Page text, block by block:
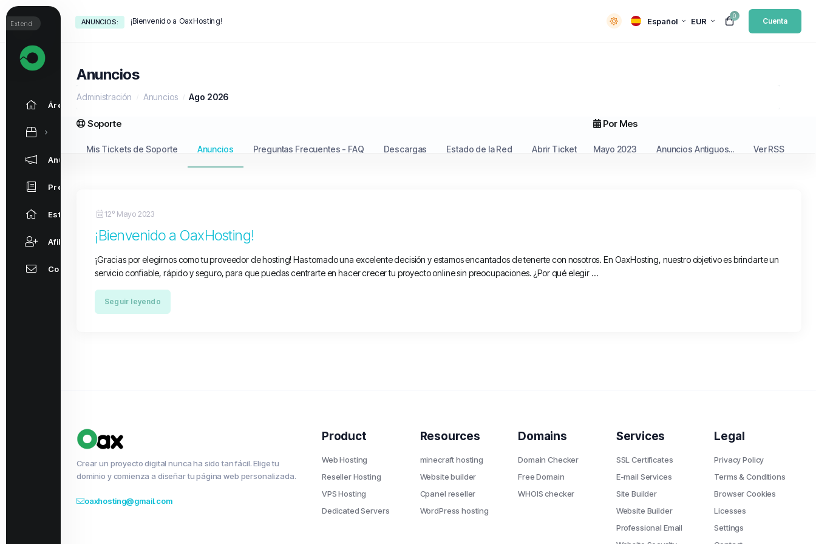
ANUNCIOS: ¡Bienvenido a OaxHosting! Español EUR
0
Cuenta
Extend
Área de Clientes
Anuncios
Preguntas Frecuentes - FAQ
Estado de la Red
Afiliaciones
Contáctenos
Anuncios
Administración Anuncios Ago 2026
Por Mes
Mayo 2023 Anuncios Antiguos... Ver RSS
Soporte
Mis Tickets de Soporte Anuncios Preguntas Frecuentes - FAQ Descargas Estado de la Red Abrir Ticket
12º Mayo 2023
¡Bienvenido a OaxHosting!
¡Gracias por elegirnos como tu proveedor de hosting! Has tomado una excelente decisión y estamos encantados de tenerte con nosotros. En OaxHosting, nuestro objetivo es brindarte un
servicio confiable, rápido y seguro, para que puedas centrarte en hacer crecer tu proyecto online sin preocupaciones. ¿Por qué elegir ...
Seguir leyendo
Crear un proyecto digital nunca ha sido tan fácil. Elige tu
dominio y comienza a diseñar tu página web personalizada.
oaxhosting@gmail.com
Product
Web Hosting
Reseller Hosting
VPS Hosting
Dedicated Servers
Resources
minecraft hosting
Website builder
Cpanel reseller
WordPress hosting
Domains
Domain Checker
Free Domain
WHOIS checker
Services
SSL Certificates
E-mail Services
Site Builder
Website Builder
Professional Email
Legal
Privacy Policy
Terms & Conditions
Browser Cookies
Licesses
Settings